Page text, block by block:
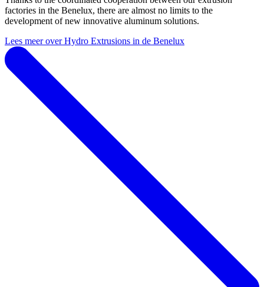
factories in the Benelux, there are almost no limits to the
development of new innovative aluminum solutions.
Lees meer over Hydro Extrusions in de Benelux